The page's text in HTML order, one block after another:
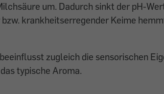
um. Dadurch sinkt der pH-
krankheitserregender Keime
zugleich die sensorischen
typische Aroma.